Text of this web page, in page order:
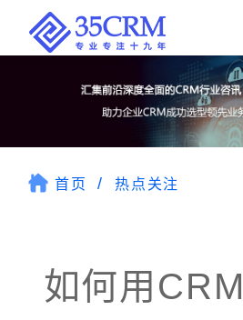
首页 热点关注
如何用